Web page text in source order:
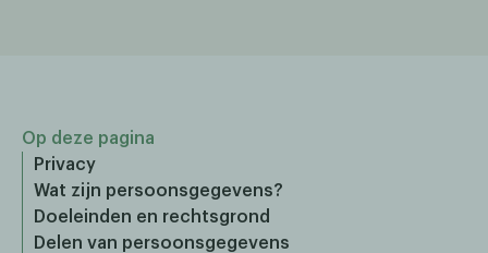
Op deze pagina
Privacy
Wat zijn persoonsgegevens?
Doeleinden en rechtsgrond
Delen van persoonsgegevens